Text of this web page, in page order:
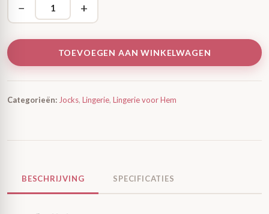
− +
TOEVOEGEN AAN WINKELWAGEN
Categorieën: Jocks, Lingerie, Lingerie voor Hem
BESCHRIJVING SPECIFICATIES